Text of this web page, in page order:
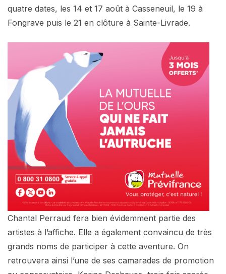
quatre dates, les 14 et 17 août à Casseneuil, le 19 à
Fongrave puis le 21 en clôture à Sainte-Livrade.
Chantal Perraud fera bien évidemment partie des
artistes à l’affiche. Elle a également convaincu de très
grands noms de participer à cette aventure. On
retrouvera ainsi l’une de ses camarades de promotion